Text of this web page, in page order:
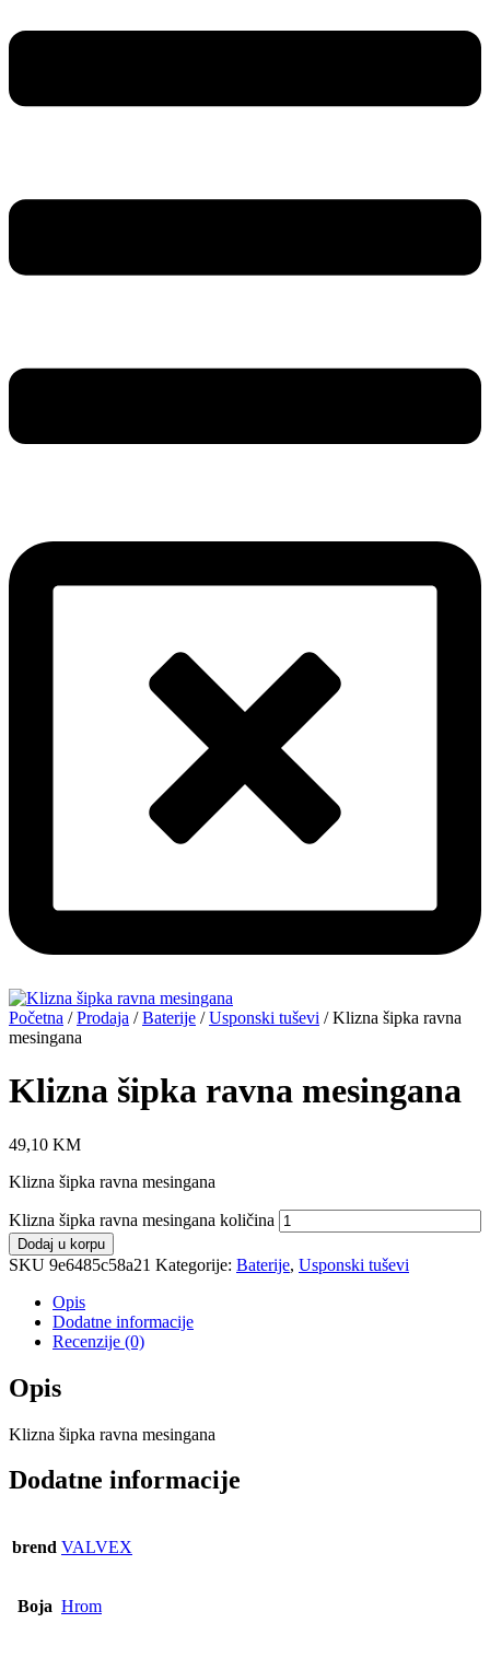
Početna /Prodaja /Baterije /Usponski tuševi / Klizna šipka ravna
mesingana
Klizna šipka ravna mesingana
49,10 KM
Klizna šipka ravna mesingana
Klizna šipka ravna mesingana količina
Dodaj u korpu
SKU 9e6485c58a21 Kategorije: Baterije, Usponski tuševi
Opis
Dodatne informacije
Recenzije (0)
Opis
Klizna šipka ravna mesingana
Dodatne informacije
brend VALVEX
Boja Hrom